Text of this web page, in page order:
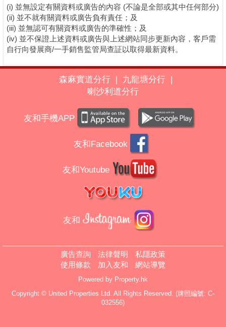
(i) 並無設定有關資料或廣告的內容 (不論是全部或其中任何部分)
(ii) 並不就有關資料或廣告負有責任；及
(iii) 並無認可有關資料或廣告的準確性；及
(iv) 並不保證上述資料或廣告與上述網站同步更新內容，客戶需
自行向發展商/一手銷售監管局查証以取得最新資料。
森麻實道分行 九龍塘分行
喇沙利道分行
友和手機APP
友和Facebook
友和Youtube
友和
廣告查詢 法律聲明
私隱政策
使用條款
加入友和 網站導覽
Powered by Property.hk
Copyright © United Properties Ltd. All Rights Reserved. (牌照編號: C-
032556)